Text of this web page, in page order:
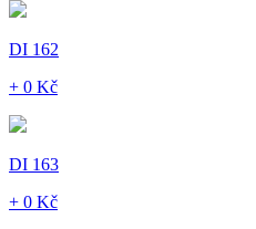
DI 162
+ 0 Kč
DI 163
+ 0 Kč